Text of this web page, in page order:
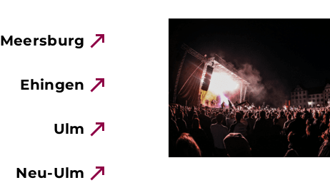
Meersburg
Ehingen
Ulm
Neu-Ulm